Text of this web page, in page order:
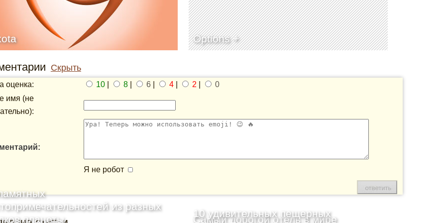
Options +
Скрыть
оценка: 10| 8| 6| 4| 2
0
имя (не
Я не робот
из разных
планеты
Самый дорогой отель в мире
10 удивительных пещерных